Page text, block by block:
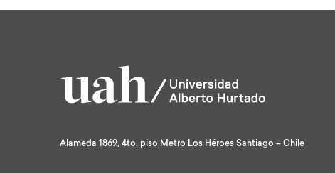
Alameda 1869, 4to. piso Metro Los Héroes Santiago – Chile